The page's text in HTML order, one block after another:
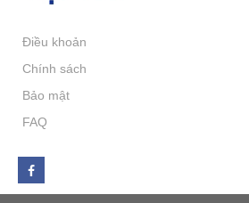
Điều khoản
Chính sách
Bảo mật
FAQ